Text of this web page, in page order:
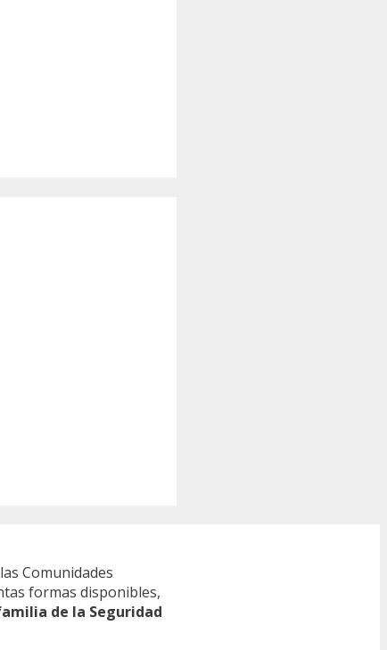
Comunidades
formas disponibles,
de la Seguridad